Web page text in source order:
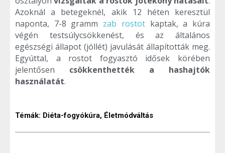
Azoknál a betegeknél, akik 12 héten keresztül
naponta, 7-8 gramm zab rostotkaptak, a kúra
végén testsúlycsökkenést, és az általános
egészségi állapot (jóllét) javulását állapították meg.
Egyúttal, a rostot fogyasztó idősek körében
jelentősen csökkenthették a hashajtók
használatát.
Témák: Diéta-fogyókúra, Életmódváltás